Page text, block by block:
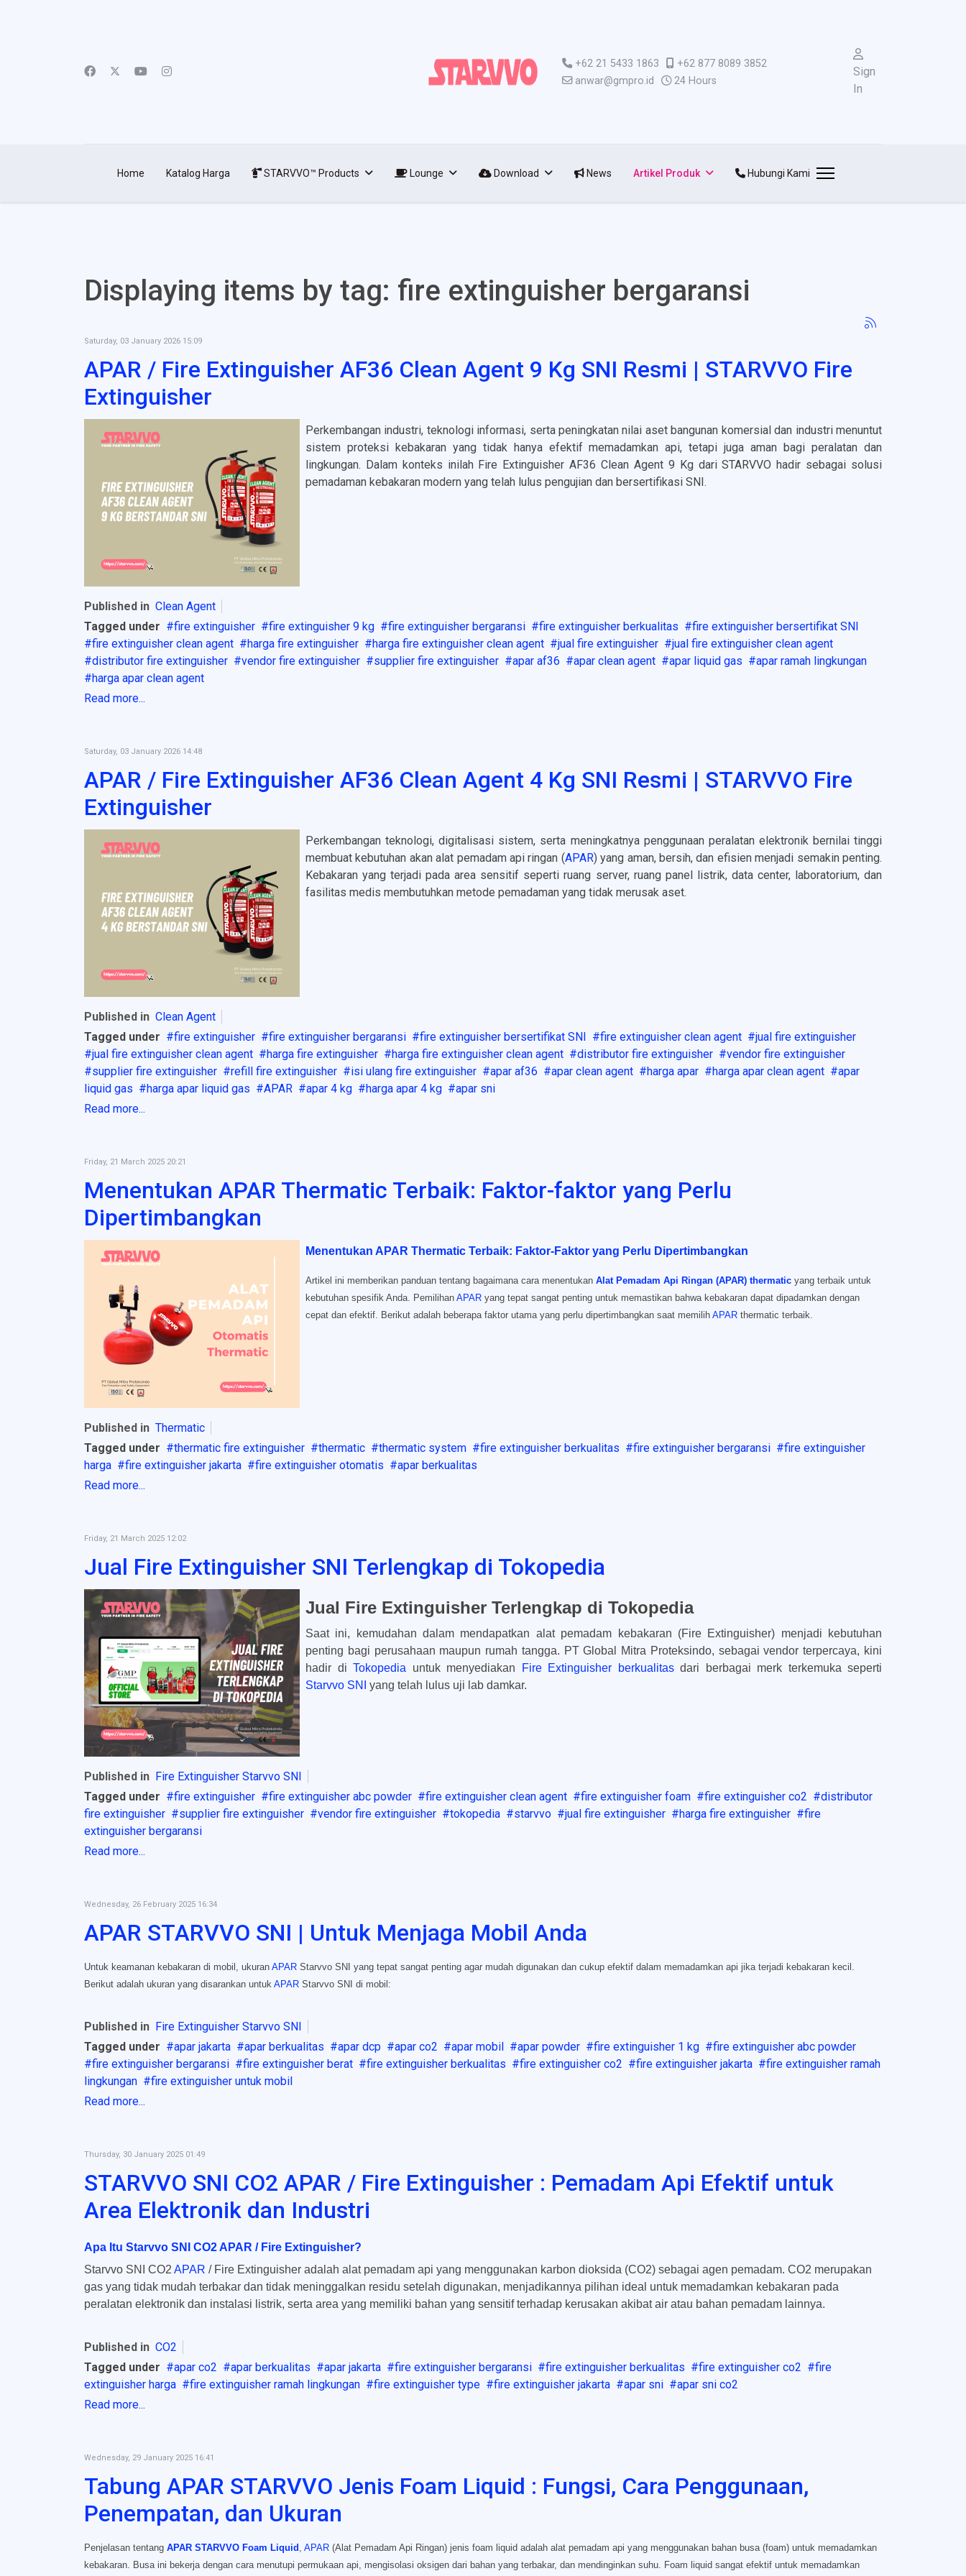
+62 21 5433 1863
+62 877 8089 3852
anwar@gmpro.id
24 Hours
Sign
In
Home Katalog Harga STARVVO™ Products Lounge Download News Artikel Produk Hubungi Kami
Displaying items by tag: fire extinguisher bergaransi
Saturday, 03 January 2026 15:09
APAR / Fire Extinguisher AF36 Clean Agent 9 Kg SNI Resmi | STARVVO Fire
Extinguisher
Perkembangan industri, teknologi informasi, serta peningkatan nilai aset bangunan komersial dan industri menuntut
sistem proteksi kebakaran yang tidak hanya efektif memadamkan api, tetapi juga aman bagi peralatan dan
lingkungan. Dalam konteks inilah Fire Extinguisher AF36 Clean Agent 9 Kg dari STARVVO hadir sebagai solusi
pemadaman kebakaran modern yang telah lulus pengujian dan bersertifikasi SNI.
Published in Clean Agent
Tagged under
fire extinguisher fire extinguisher 9 kg fire extinguisher bergaransi fire extinguisher berkualitas
fire extinguisher bersertifikat SNI
fire extinguisher clean agent
harga fire extinguisher harga fire extinguisher clean agent jual fire extinguisher
jual fire extinguisher clean agent
distributor fire extinguisher
vendor fire extinguisher supplier fire extinguisher apar af36 apar clean agent apar liquid gas
apar ramah lingkungan
harga apar clean agent
Read more...
Saturday, 03 January 2026 14:48
APAR / Fire Extinguisher AF36 Clean Agent 4 Kg SNI Resmi | STARVVO Fire
Extinguisher
Perkembangan teknologi, digitalisasi sistem, serta meningkatnya penggunaan peralatan elektronik bernilai tinggi
membuat kebutuhan akan alat pemadam api ringan (APAR) yang aman, bersih, dan efisien menjadi semakin penting.
Kebakaran yang terjadi pada area sensitif seperti ruang server, ruang panel listrik, data center, laboratorium, dan
fasilitas medis membutuhkan metode pemadaman yang tidak merusak aset.
Published in Clean Agent
Tagged under
fire extinguisher fire extinguisher bergaransi fire extinguisher bersertifikat SNI fire extinguisher clean agent
jual fire extinguisher
jual fire extinguisher clean agent
harga fire extinguisher harga fire extinguisher clean agent distributor fire extinguisher
vendor fire extinguisher
supplier fire extinguisher
refill fire extinguisher isi ulang fire extinguisher apar af36 apar clean agent harga apar harga apar clean agent
apar
liquid gas
harga apar liquid gas APAR apar 4 kg harga apar 4 kg
apar sni
Read more...
Friday, 21 March 2025 20:21
Menentukan APAR Thermatic Terbaik: Faktor-faktor yang Perlu
Dipertimbangkan
Menentukan APAR Thermatic Terbaik: Faktor-Faktor yang Perlu Dipertimbangkan
Artikel ini memberikan panduan tentang bagaimana cara menentukan Alat Pemadam Api Ringan (APAR) thermatic yang terbaik untuk
kebutuhan spesifik Anda. Pemilihan APAR yang tepat sangat penting untuk memastikan bahwa kebakaran dapat dipadamkan dengan
cepat dan efektif. Berikut adalah beberapa faktor utama yang perlu dipertimbangkan saat memilih APAR thermatic terbaik.
Published in Thermatic
Tagged under
thermatic fire extinguisher thermatic thermatic system fire extinguisher berkualitas fire extinguisher bergaransi
fire extinguisher
harga
fire extinguisher jakarta fire extinguisher otomatis
apar berkualitas
Read more...
Friday, 21 March 2025 12:02
Jual Fire Extinguisher SNI Terlengkap di Tokopedia
Jual Fire Extinguisher Terlengkap di Tokopedia
Saat ini, kemudahan dalam mendapatkan alat pemadam kebakaran (Fire Extinguisher) menjadi kebutuhan
penting bagi perusahaan maupun rumah tangga. PT Global Mitra Proteksindo, sebagai vendor terpercaya, kini
hadir di Tokopedia untuk menyediakan Fire Extinguisher berkualitasdari berbagai merk terkemuka seperti
Starvvo SNI
yang telah lulus uji lab damkar.
Published in Fire Extinguisher Starvvo SNI
Tagged under
fire extinguisher fire extinguisher abc powder fire extinguisher clean agent fire extinguisher foam fire extinguisher co2
distributor
fire extinguisher
supplier fire extinguisher vendor fire extinguisher tokopedia starvvo jual fire extinguisher harga fire extinguisher
fire
extinguisher bergaransi
Read more...
Wednesday, 26 February 2025 16:34
APAR STARVVO SNI | Untuk Menjaga Mobil Anda
Untuk keamanan kebakaran di mobil, ukuran APAR Starvvo SNI yang tepat sangat penting agar mudah digunakan dan cukup efektif dalam memadamkan api jika terjadi kebakaran kecil.
Berikut adalah ukuran yang disarankan untuk APAR Starvvo SNI di mobil:
Published in Fire Extinguisher Starvvo SNI
Tagged under
apar jakarta apar berkualitas apar dcp apar co2 apar mobil apar powder fire extinguisher 1 kg
fire extinguisher abc powder
fire extinguisher bergaransi
fire extinguisher berat fire extinguisher berkualitas fire extinguisher co2 fire extinguisher jakarta
fire extinguisher ramah
lingkungan
fire extinguisher untuk mobil
Read more...
Thursday, 30 January 2025 01:49
STARVVO SNI CO2 APAR / Fire Extinguisher : Pemadam Api Efektif untuk
Area Elektronik dan Industri
Apa Itu Starvvo SNI CO2 APAR / Fire Extinguisher?
Starvvo SNI CO2 APAR / Fire Extinguisher adalah alat pemadam api yang menggunakan karbon dioksida (CO2) sebagai agen pemadam. CO2 merupakan
gas yang tidak mudah terbakar dan tidak meninggalkan residu setelah digunakan, menjadikannya pilihan ideal untuk memadamkan kebakaran pada
peralatan elektronik dan instalasi listrik, serta area yang memiliki bahan yang sensitif terhadap kerusakan akibat air atau bahan pemadam lainnya.
Published in CO2
Tagged under
apar co2 apar berkualitas apar jakarta fire extinguisher bergaransi fire extinguisher berkualitas fire extinguisher co2
fire
extinguisher harga
fire extinguisher ramah lingkungan fire extinguisher type fire extinguisher jakarta apar sni
apar sni co2
Read more...
Wednesday, 29 January 2025 16:41
Tabung APAR STARVVO Jenis Foam Liquid : Fungsi, Cara Penggunaan,
Penempatan, dan Ukuran
Penjelasan tentang APAR STARVVO Foam Liquid , APAR (Alat Pemadam Api Ringan) jenis foam liquid adalah alat pemadam api yang menggunakan bahan busa (foam) untuk memadamkan
kebakaran. Busa ini bekerja dengan cara menutupi permukaan api, mengisolasi oksigen dari bahan yang terbakar, dan mendinginkan suhu. Foam liquid sangat efektif untuk memadamkan